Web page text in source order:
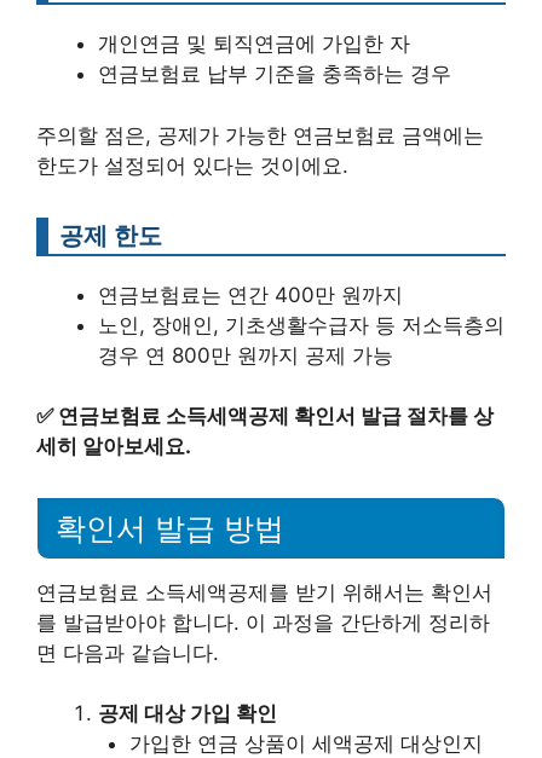
개인연금 및 퇴직연금에 가입한 자
연금보험료 납부 기준을 충족하는 경우
주의할 점은, 공제가 가능한 연금보험료 금액에는
한도가 설정되어 있다는 것이에요.
공제 한도
연금보험료는 연간 400만 원까지
노인, 장애인, 기초생활수급자 등 저소득층의
경우 연 800만 원까지 공제 가능
✅ 연금보험료 소득세액공제 확인서 발급 절차를 상
세히 알아보세요.
확인서 발급 방법
연금보험료 소득세액공제를 받기 위해서는 확인서
를 발급받아야 합니다. 이 과정을 간단하게 정리하
면 다음과 같습니다.
공제 대상 가입 확인
가입한 연금 상품이 세액공제 대상인지